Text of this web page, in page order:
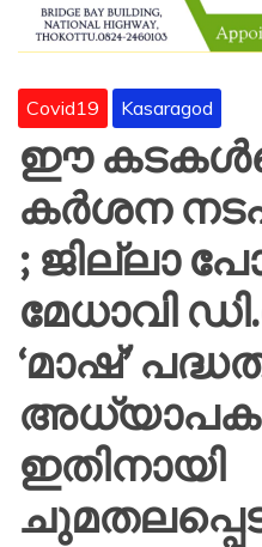
Covid19 Kasaragod
ഈ
കർശന
; ജില്ലാ
മേധാവി
‘മാഷ്’
ഇതിനായി